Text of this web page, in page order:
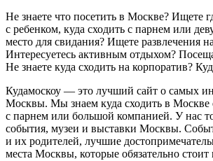
Не знаете что посетить в Москве? Ищете
с ребенком, куда сходить с парнем или
место для свидания? Ищете развлечения
Интересуетесь активным отдыхом?
Не знаете куда сходить на корпоратив?
Кудамоскоу — это лучший сайт о самых
Москвы. Мы знаем куда сходить в Москве
с парнем или большой компанией. У нас
события, музеи и выставки Москвы.
и их родителей, лучшие
места Москвы, которые обязательно стоит